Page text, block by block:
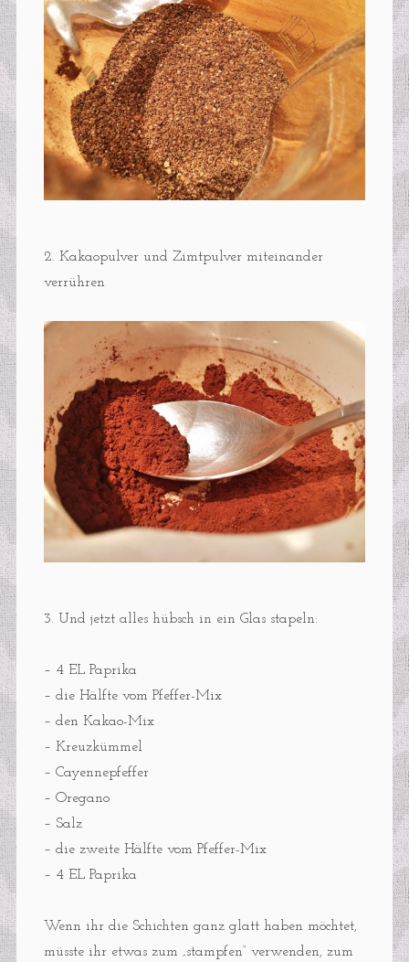
2. Kakaopulver und Zimtpulver miteinander
verrühren
3. Und jetzt alles hübsch in ein Glas stapeln:
– 4 EL Paprika
– die Hälfte vom Pfeffer-Mix
– den Kakao-Mix
– Kreuzkümmel
– Cayennepfeffer
– Oregano
– Salz
– die zweite Hälfte vom Pfeffer-Mix
– 4 EL Paprika
Wenn ihr die Schichten ganz glatt haben möchtet,
müsste ihr etwas zum „stampfen“ verwenden, zum